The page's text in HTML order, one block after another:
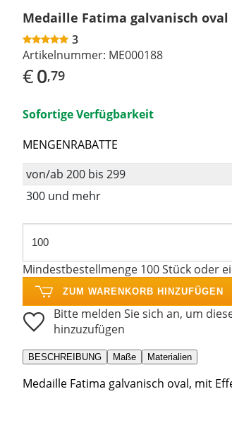
Medaille Fatima galvanisch
3
Artikelnummer: ME000188
€0,79
Sofortige Verfügbarkeit
MENGENRABATTE
von/ab 200 bis 299
300 und mehr
Mindestbestellmenge 100 Stück oder
ZUM WARENKORB HINZUFÜGEN
Bitte melden Sie sich an, um
hinzuzufügen
BESCHREIBUNG Maße Materialien
Medaille Fatima galvanisch oval, mit